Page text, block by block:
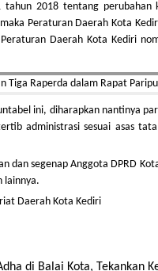
tahun 2018 tentang
Peraturan Daerah Kota
Daerah Kota Kediri
ini, diharapkan nantinya
administrasi sesuai asas
dan segenap Anggota DPRD
lainnya.
Daerah Kota Kediri
di Balai Kota, Tekankan